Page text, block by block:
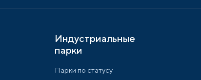
Индустриальные
парки
Парки по статусу